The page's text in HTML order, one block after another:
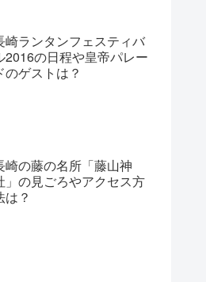
崎ランタンフェスティバ
2016の日程や皇帝パレー
のゲストは？
崎の藤の名所「藤山神
」の見ごろやアクセス方
は？